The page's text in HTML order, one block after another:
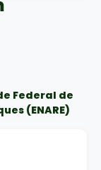
Federal de
(ENARE)